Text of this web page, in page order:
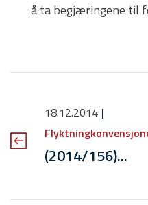
å ta begjæringene til
18.12.2014
(2014/156)...